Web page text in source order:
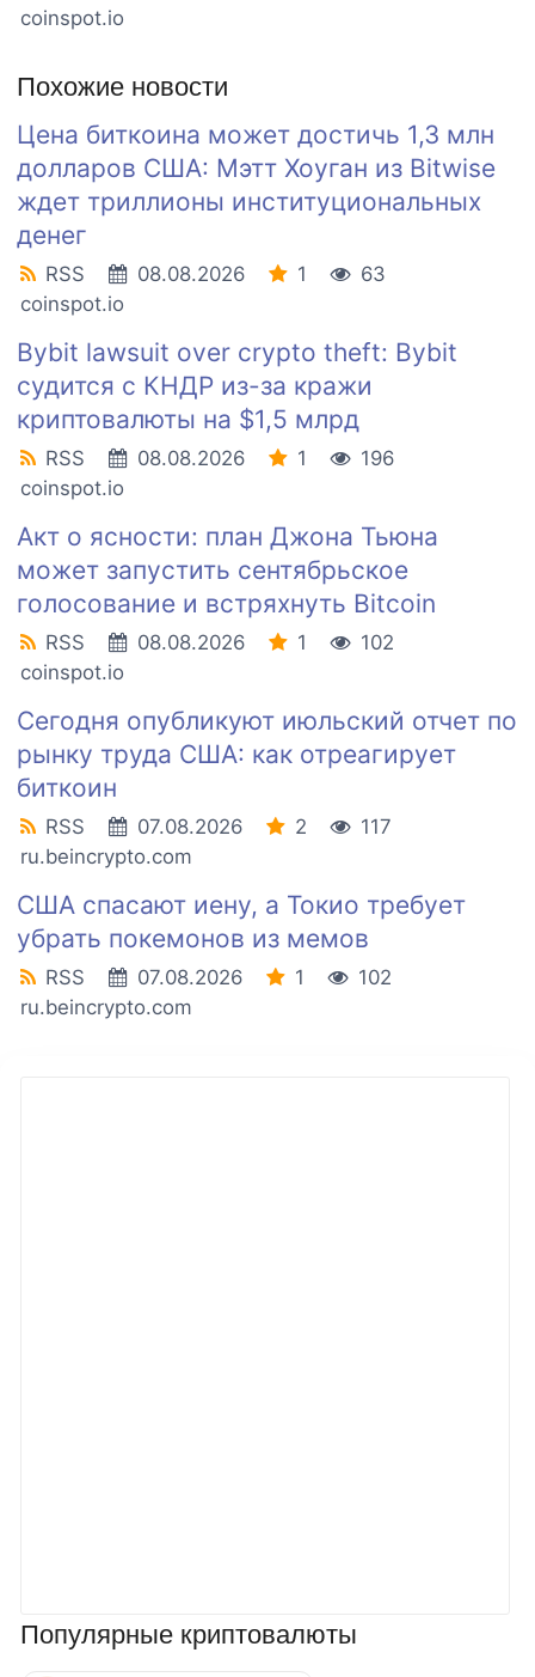
Популярные криптовалюты
coinspot.io
Похожие новости
Цена биткоина может достичь 1,3 млн
долларов США: Мэтт Хоуган из Bitwise
ждет триллионы институциональных
денег
RSS 08.08.2026 1
63
coinspot.io
Bybit lawsuit over crypto theft: Bybit
судится с КНДР из-за кражи
криптовалюты на $1,5 млрд
RSS 08.08.2026 1
196
coinspot.io
Акт о ясности: план Джона Тьюна
может запустить сентябрьское
голосование и встряхнуть Bitcoin
RSS 08.08.2026 1
102
coinspot.io
Сегодня опубликуют июльский отчет по
рынку труда США: как отреагирует
биткоин
RSS 07.08.2026 2
117
ru.beincrypto.com
США спасают иену, а Токио требует
убрать покемонов из мемов
RSS 07.08.2026 1
102
ru.beincrypto.com